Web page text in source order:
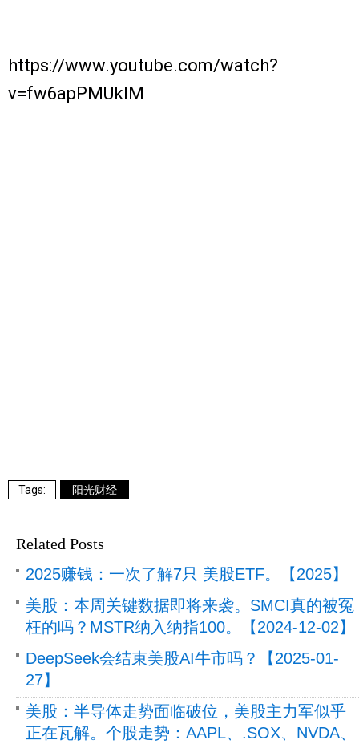
https://www.youtube.com/watch?
v=fw6apPMUkIM
阳光财经
Related Posts
2025赚钱：一次了解7只 美股ETF。【2025】
美股：本周关键数据即将来袭。SMCI真的被冤
枉的吗？MSTR纳入纳指100。【2024-12-02】
DeepSeek会结束美股AI牛市吗？【2025-01-
27】
美股：半导体走势面临破位，美股主力军似乎
正在瓦解。个股走势：AAPL、.SOX、NVDA、